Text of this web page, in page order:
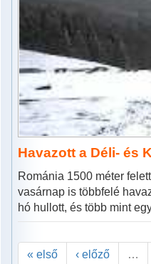
Havazott a Déli- és
Románia 1500 méter
vasárnap is többfelé
hó hullott, és több mint
« első ‹ előző …